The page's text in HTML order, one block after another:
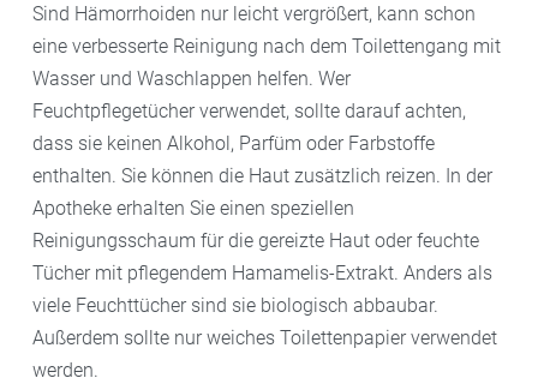
Sind Hämorrhoiden nur leicht vergrößert, kann schon
eine verbesserte Reinigung nach dem Toilettengang mit
Wasser und Waschlappen helfen. Wer
Feuchtpflegetücher verwendet, sollte darauf achten,
dass sie keinen Alkohol, Parfüm oder Farbstoffe
enthalten. Sie können die Haut zusätzlich reizen. In der
Apotheke erhalten Sie einen speziellen
Reinigungsschaum für die gereizte Haut oder feuchte
Tücher mit pflegendem Hamamelis-Extrakt. Anders als
viele Feuchttücher sind sie biologisch abbaubar.
Außerdem sollte nur weiches Toilettenpapier verwendet
werden.